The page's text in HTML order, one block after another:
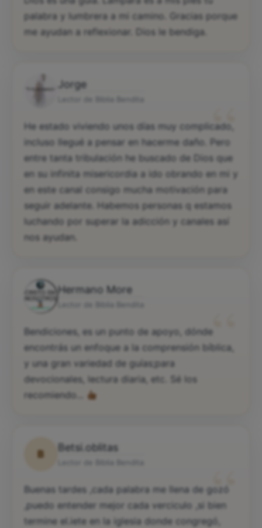
palabra y lumbrera a mi camino. Gracias porque
me ayudan a reflexionar. Dios le bendiga.
Jorge
“
He estado viviendo unos días muy complicado,
incluso llegué a pensar en hacerme daño. Pero
entre tanta tribulación he buscado de Dios que
en su infinita misericordia a ido obrando en mi y
en este canal consigo mucha motivación para
seguir adelante. Habemos personas q estamos
luchando por superar la adicción y canales así
nos ayudan.
Hermano More
“
Bendiciones, es un punto de apoyo, dónde
encontrás un enfoque a la comprensión bíblica,
y una gran variedad de guías;para
devocionales, lectura diaria, etc. Sé los
recomiendo...
B
Betsi.oblitas
“
Buenas tardes ,cada palabra me llena de gozó
,puedo entender mejor cada verciculo ,si bien
termine el.iete en la iglesia donde congregó,